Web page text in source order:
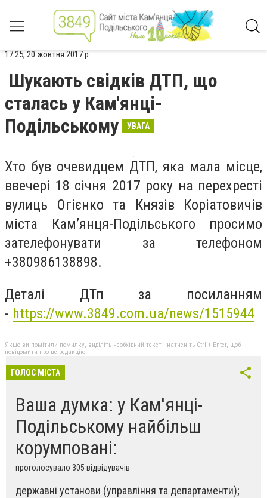
17:25, 20 жовтня 2017 р.
Шукають свідків ДТП, що
сталась у Кам'янці-
Подільському
УВАГА
Хто був очевидцем ДТП, яка мала місце,
ввечері 18 січня 2017 року на перехресті
вулиць Огієнко та Князів Коріатовичів
міста Кам’янця-Подільського просимо
зателефонувати за телефоном
+380986138898.
Деталі ДТп за посиланням
- https://www.3849.com.ua/news/1515944
Якщо ви помітили помилку, виділіть необхідний текст і натисніть Ctrl + Enter, щоб
повідомити про це редакцію
ГОЛОС МІСТА
Ваша думка: у Кам'янці-
Подільському найбільш
корумповані:
проголосувало 305 відвідувачів
державні установи (управління та департаменти);